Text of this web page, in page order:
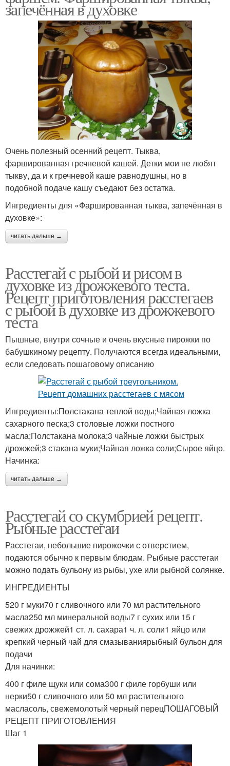
запечённая в духовке
Очень полезный осенний рецепт. Тыква,
фаршированная гречневой кашей. Детки мои не любят
тыкву, да и к гречневой каше равнодушны, но в
подобной подаче кашу съедают без остатка.
Ингредиенты для «Фаршированная тыква, запечённая в
духовке»:
читать дальше →
Расстегай с рыбой и рисом в
духовке из дрожжевого теста.
Рецепт приготовления расстегаев
с рыбой в духовке из дрожжевого
теста
Пышные, внутри сочные и очень вкусные пирожки по
бабушкиному рецепту. Получаются всегда идеальными,
если следовать пошаговому описанию
Ингредиенты:Полстакана теплой воды;Чайная ложка
сахарного песка;3 столовые ложки постного
масла;Полстакана молока;3 чайные ложки быстрых
дрожжей;3 стакана муки;Чайная ложка соли;Сырое яйцо.
Начинка:
читать дальше →
Расстегай со скумбрией рецепт.
Рыбные расстегаи
Расстегаи, небольшие пирожочки с отверстием,
подаются обычно к первым блюдам. Рыбные расстегаи
можно подать бульону из рыбы, ухе или рыбной солянке.
ИНГРЕДИЕНТЫ
520 г муки70 г сливочного или 70 мл растительного
масла250 мл минеральной воды7 г сухих или 15 г
свежих дрожжей1 ст. л. сахара1 ч. л. соли1 яйцо или
крепкий черный чай для смазываниярыбный бульон для
подачи
Для начинки:
400 г филе щуки или сома300 г филе горбуши или
нерки50 г сливочного или 50 мл растительного
масласоль, свежемолотый черный перецПОШАГОВЫЙ
РЕЦЕПТ ПРИГОТОВЛЕНИЯ
Шаг 1